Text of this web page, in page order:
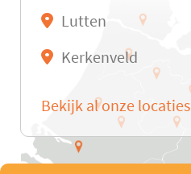
Lutten
Kerkenveld
Bekijk al onze locaties